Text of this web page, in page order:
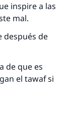
inspire a las
mal.
después de
de que es
el tawaf si